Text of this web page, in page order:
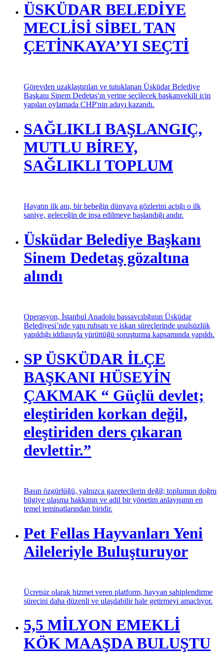
ÜSKÜDAR BELEDİYE
MECLİSİ SİBEL TAN
ÇETİNKAYA’YI SEÇTİ
Görevden uzaklaştırılan ve tutuklanan Üsküdar Belediye
Başkanı Sinem Dedetaş'ın yerine seçilecek başkanvekili için
yapılan oylamada CHP'nin adayı kazandı.
SAĞLIKLI BAŞLANGIÇ,
MUTLU BİREY,
SAĞLIKLI TOPLUM
Hayatın ilk anı, bir bebeğin dünyaya gözlerini açtığı o ilk
saniye, geleceğin de inşa edilmeye başlandığı andır.
Üsküdar Belediye Başkanı
Sinem Dedetaş gözaltına
alındı
Operasyon, İstanbul Anadolu başsavcılığının Üsküdar
Belediyesi’nde yapı ruhsatı ve iskan süreçlerinde usulsüzlük
yapıldığı iddiasıyla yürüttüğü soruşturma kapsamında yapıldı.
SP ÜSKÜDAR İLÇE
BAŞKANI HÜSEYİN
ÇAKMAK “ Güçlü devlet;
eleştiriden korkan değil,
eleştiriden ders çıkaran
devlettir.”
Basın özgürlüğü, yalnızca gazetecilerin değil; toplumun doğru
bilgiye ulaşma hakkının ve adil bir yönetim anlayışının en
temel teminatlarından biridir.
Pet Fellas Hayvanları Yeni
Aileleriyle Buluşturuyor
Ücretsiz olarak hizmet veren platform, hayvan sahiplendirme
sürecini daha düzenli ve ulaşılabilir hale getirmeyi amaçlıyor.
5,5 MİLYON EMEKLİ
KÖK MAAŞDA BULUŞTU